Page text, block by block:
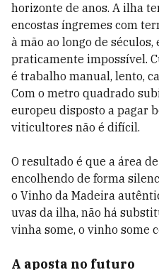
horizonte de anos. A ilha
encostas íngremes com
à mão ao longo de séculos,
praticamente impossível.
é trabalho manual, lento,
Com o metro quadrado
europeu disposto a pagar
viticultores não é difícil.
O resultado é que a área
encolhendo de forma
o Vinho da Madeira
uvas da ilha, não há
vinha some, o vinho some
A aposta no futuro